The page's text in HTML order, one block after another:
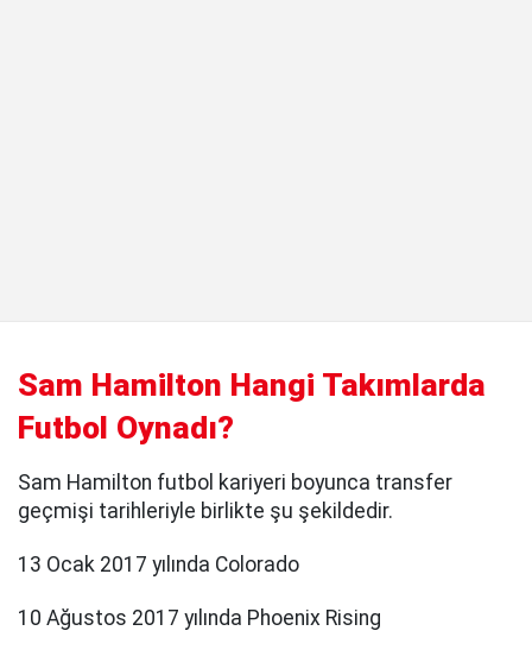
Sam Hamilton Hangi Takımlarda
Futbol Oynadı?
Sam Hamilton futbol kariyeri boyunca transfer
geçmişi tarihleriyle birlikte şu şekildedir.
13 Ocak 2017 yılında Colorado
10 Ağustos 2017 yılında Phoenix Rising